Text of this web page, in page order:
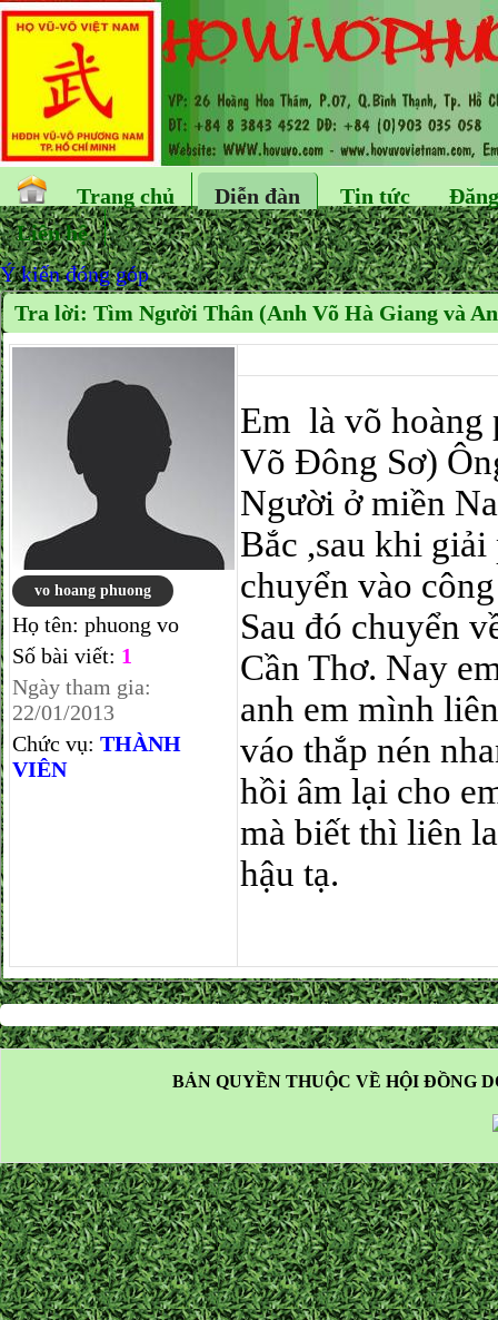
Trang chủ Diễn đàn Tin tức
Liên hệ
Ý kiến đóng góp
Tra lời: Tìm Người Thân (Anh Võ Hà Giang và
vo hoang phuong
Họ tên: phuong vo
Số bài viết: 1
Ngày tham gia:
22/01/2013
Chức vụ: THÀNH
VIÊN
Em là võ hoàng
Võ Đông Sơ)
Người ở miền
Bắc ,sau khi
chuyển vào
Sau đó chuyển
Cần Thơ. Nay
anh em mình
váo thắp nén
hồi âm lại cho
mà biết thì liên
hậu tạ.
BẢN QUYỀN THUỘC VỀ HỘI ĐỒNG